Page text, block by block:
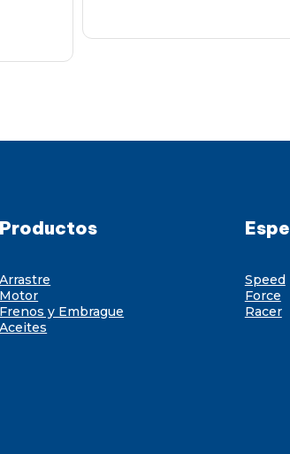
Productos
Arrastre
Motor
Frenos y Embrague
Aceites
Speed
Force
Racer